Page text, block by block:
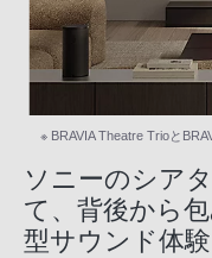
※ BRAVIA Theatre Trioと
ソニーのシア
て、背後から
型サウンド体験